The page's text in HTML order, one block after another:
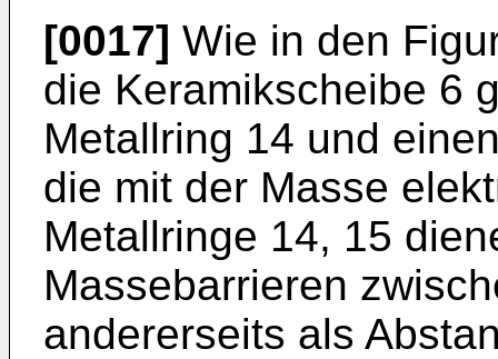
[0017] Wie in den
die Keramikscheibe 6
Metallring 14 und
die mit der Masse
Metallringe 14, 15
Massebarrieren
andererseits als